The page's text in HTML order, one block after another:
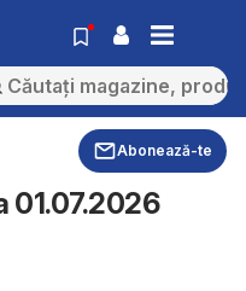
Abonează-te
01.07.2026